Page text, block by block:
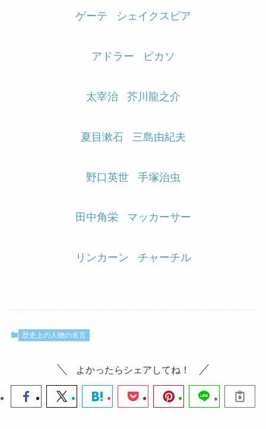
ゲーテ シェイクスピア
アドラー ピカソ
太宰治 芥川龍之介
夏目漱石 三島由紀夫
野口英世 手塚治虫
田中角栄 マッカーサー
リンカーン チャーチル
歴史上の人物の名言
よかったらシェアしてね！